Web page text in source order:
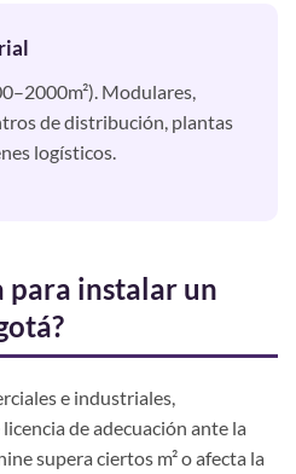
Modulares,
de distribución, plantas
logísticos.
para instalar un
e industriales,
de adecuación ante la
supera ciertos m² o afecta la